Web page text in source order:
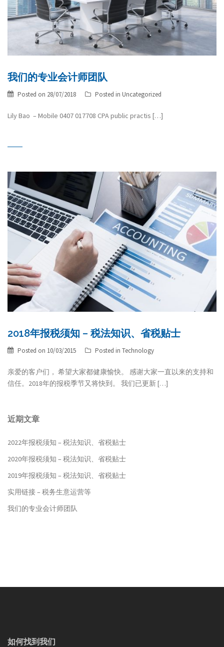
我们的专业会计师团队
Posted on 28/07/2018 Posted in Uncategorized
Lily Bao – Mobile 0407 017708 CPA public practis […]
2018年报税须知 – 税法知识、省税贴士
Posted on 10/03/2015 Posted in Technology
亲爱的客户们， 希望大家都健康愉快。 感谢大家一直以来的支持和
信任。2018年的报税季节又将快到。 我们已更新 […]
近期文章
2022年报税须知 – 税法知识、省税贴士
2020年报税须知 – 税法知识、省税贴士
2019年报税须知 – 税法知识、省税贴士
实用链接 – 税务生意运营等
我们的专业会计师团队
如何找到我们